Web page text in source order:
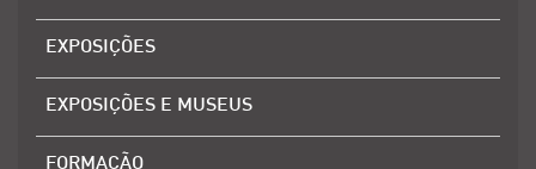
EXPOSIÇÕES
EXPOSIÇÕES E MUSEUS
FORMAÇÃO